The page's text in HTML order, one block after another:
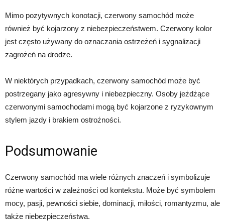
Mimo pozytywnych konotacji, czerwony samochód może
również być kojarzony z niebezpieczeństwem. Czerwony kolor
jest często używany do oznaczania ostrzeżeń i sygnalizacji
zagrożeń na drodze.
W niektórych przypadkach, czerwony samochód może być
postrzegany jako agresywny i niebezpieczny. Osoby jeżdżące
czerwonymi samochodami mogą być kojarzone z ryzykownym
stylem jazdy i brakiem ostrożności.
Podsumowanie
Czerwony samochód ma wiele różnych znaczeń i symbolizuje
różne wartości w zależności od kontekstu. Może być symbolem
mocy, pasji, pewności siebie, dominacji, miłości, romantyzmu, ale
także niebezpieczeństwa.